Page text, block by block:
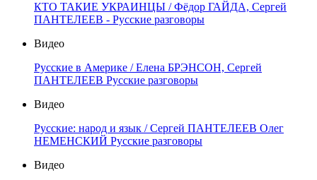
КТО ТАКИЕ УКРАИНЦЫ / Фёдор ГАЙДА, Сергей
ПАНТЕЛЕЕВ - Русские разговоры
Видео
Русские в Америке / Елена БРЭНСОН, Сергей
ПАНТЕЛЕЕВ Русские разговоры
Видео
Русские: народ и язык / Сергей ПАНТЕЛЕЕВ Олег
НЕМЕНСКИЙ Русские разговоры
Видео